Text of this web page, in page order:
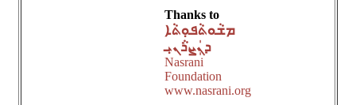
Thanks to
ܡܫܵܘܬܵܦܘܼܬܵܐ
ܕܢܲܨܪܵܢܝܼ
Nasrani
Foundation
www.nasrani.org